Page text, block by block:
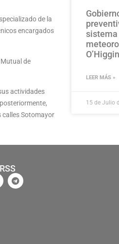
de la
encargados
de
actividades
calles Sotomayor
LEER MÁS »
15 de Julio